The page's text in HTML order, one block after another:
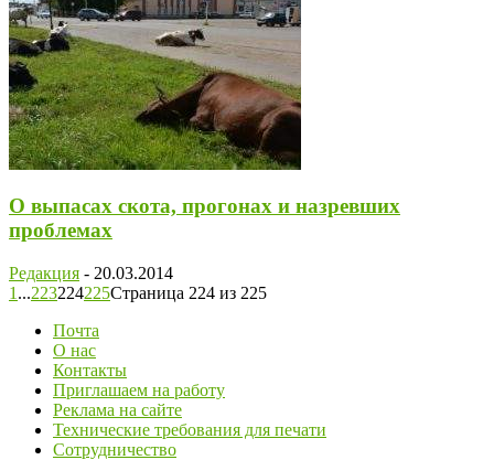
О выпасах скота, прогонах и назревших
проблемах
Редакция - 20.03.2014
1 ...223224225Страница 224 из 225
Почта
О нас
Контакты
Приглашаем на работу
Реклама на сайте
Технические требования для печати
Сотрудничество